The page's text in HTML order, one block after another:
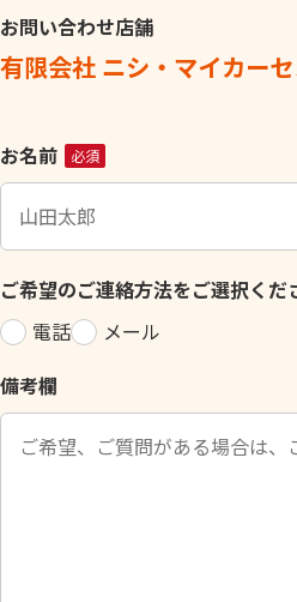
お問い合わせ店舗
有限会社 ニシ・マイカー
こ
の
ィ
ー
ル
ド
空
の
お名前 必須
ご希望のご連絡方法をご選択くだ
電話
メール
備考欄